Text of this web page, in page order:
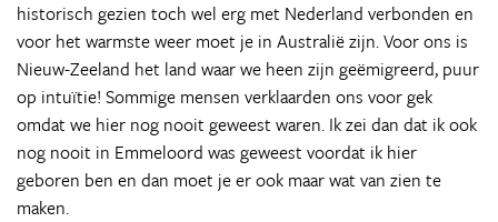
historisch gezien toch wel erg met Nederland verbonden en
voor het warmste weer moet je in Australië zijn. Voor ons is
Nieuw-Zeeland het land waar we heen zijn geëmigreerd, puur
op intuïtie! Sommige mensen verklaarden ons voor gek
omdat we hier nog nooit geweest waren. Ik zei dan dat ik ook
nog nooit in Emmeloord was geweest voordat ik hier
geboren ben en dan moet je er ook maar wat van zien te
maken.